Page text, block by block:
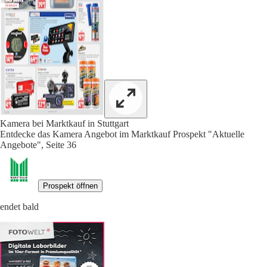
Kamera bei Marktkauf in Stuttgart
Entdecke das Kamera Angebot im Marktkauf Prospekt "Aktuelle
Angebote", Seite 36
Prospekt öffnen
endet bald